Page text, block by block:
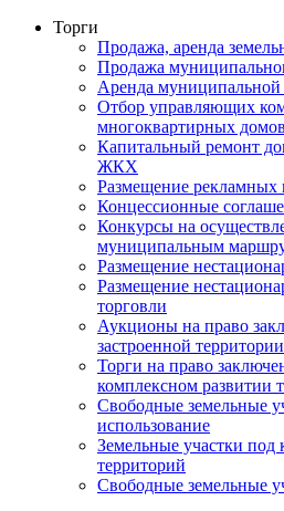
Торги
Продажа, аренда
Продажа
Аренда муниципальной
Отбор управляющих
многоквартирных домов
Капитальный ремонт
ЖКХ
Размещение рекламных
Концессионные
Конкурсы на
муниципальным
Размещение
Размещение
торговли
Аукционы на право
застроенной территории
Торги на право
комплексном развитии
Свободные земельные
использование
Земельные участки под
территорий
Свободные земельные